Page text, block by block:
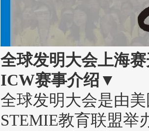
全球发明大会上海
ICW赛事介绍 ▼
全球发明大会是由
STEMIE教育联盟举